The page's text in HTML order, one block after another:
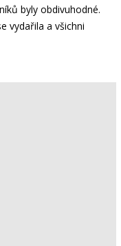
byly obdivuhodné.
vydařila a všichni